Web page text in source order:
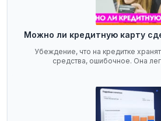
Можно ли кредитную карту
Убеждение, что на кредитке
средства, ошибочное. Она